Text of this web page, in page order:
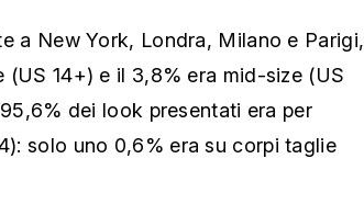
a New York, Londra, Milano e Parigi,
(US 14+) e il 3,8% era mid-size (US
dei look presentati era per
solo uno 0,6% era su corpi taglie